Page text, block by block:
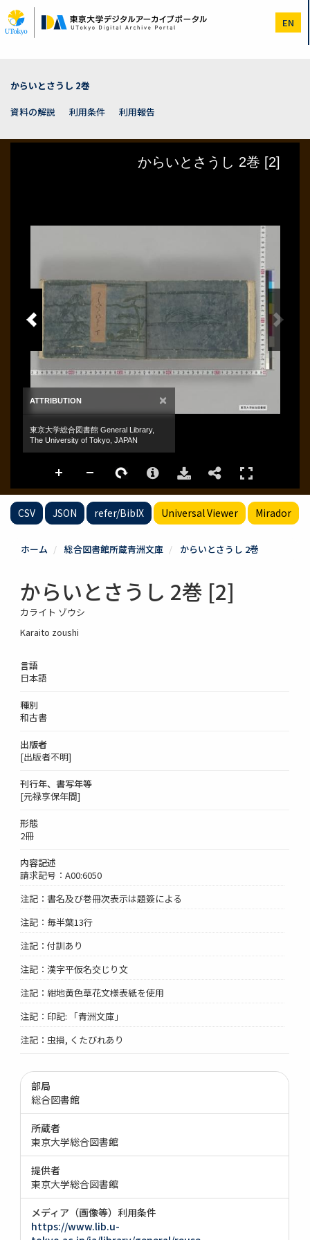
イ
ン
EN
からいとさうし 2巻
資料の解説
利用条件 利用報告
CSV JSON refer/BibIX Universal Viewer Mirador
ホーム 総合図書館所蔵青洲文庫 からいとさうし 2巻
からいとさうし 2巻 [2]
カライト ゾウシ
Karaito zoushi
言語
日本語
種別
和古書
出版者
[出版者不明]
刊行年、書写年等
[元禄享保年間]
形態
2冊
内容記述
請求記号：A00:6050
注記：書名及び巻冊次表示は題簽による
注記：毎半葉13行
注記：付訓あり
注記：漢字平仮名交じり文
注記：紺地黄色草花文様表紙を使用
注記：印記: 「青洲文庫」
注記：虫損, くたびれあり
部局
総合図書館
所蔵者
東京大学総合図書館
提供者
東京大学総合図書館
メディア（画像等）利用条件
https://www.lib.u-